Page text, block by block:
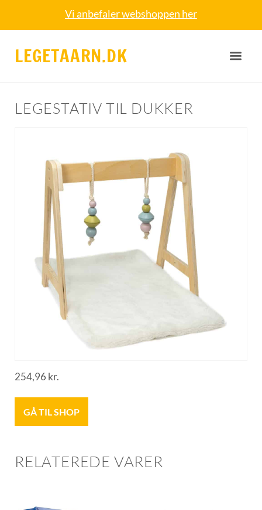
Vi anbefaler webshoppen her
LEGETAARN.DK
LEGESTATIV TIL DUKKER
254,96 kr.
GÅ TIL SHOP
RELATEREDE VARER